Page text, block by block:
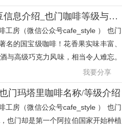
也门摩卡马塔莉古早风味进口咖啡豆信息介绍_也门咖啡等级与品种
工房（微信公众号cafe_style ） 也门
的国宝级咖啡！花香果实味丰富、
与高级巧克力风味，相当令人难忘。
咖啡的
我要分享
门玛塔里咖啡名称/等级介绍
工房（微信公众号cafe_style ） 也门
也门却是第一个阿拉伯国家开始种植